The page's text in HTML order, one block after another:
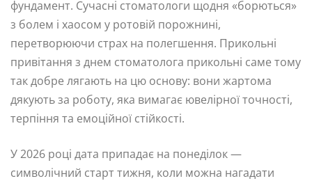
фундамент. Сучасні стоматологи щодня «борються»
з болем і хаосом у ротовій порожнині,
перетворюючи страх на полегшення. Прикольні
привітання з днем стоматолога прикольні саме тому
так добре лягають на цю основу: вони жартома
дякують за роботу, яка вимагає ювелірної точності,
терпіння та емоційної стійкості.
У 2026 році дата припадає на понеділок —
символічний старт тижня, коли можна нагадати